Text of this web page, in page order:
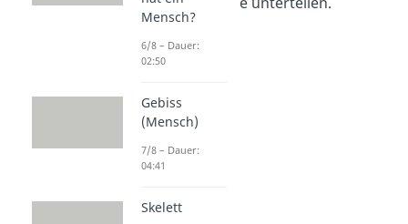
Mensch?
6/8 – Dauer:
02:50
Gebiss
(Mensch)
7/8 – Dauer:
04:41
Skelett